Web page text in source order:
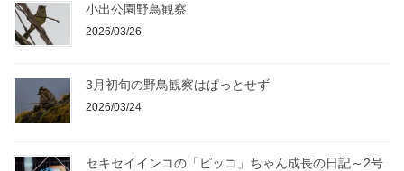
小出公園野鳥観察
2026/03/26
3月初旬の野鳥観察はぱっとせず
2026/03/24
セキセイインコの「ピッコ」ちゃん成長の日記～2号